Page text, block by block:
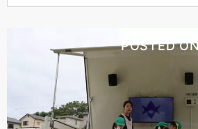
POSTED